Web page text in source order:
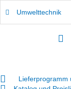
Lieferprogramm
Umwelttechnik